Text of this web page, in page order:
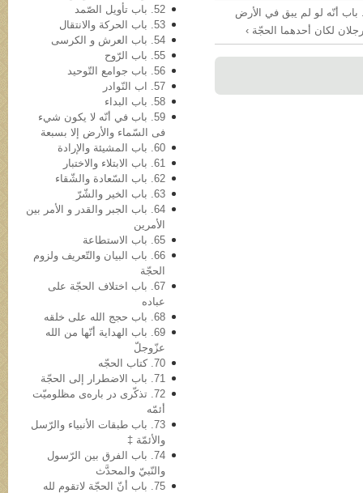
باب أنّه لو لم یبق في الأرض
رجلان لکان أحدهما الحجّة ›
52. باب تأویل الصّمد
53. باب الحرکة والانتقال
54. باب العرش و الکرسی
55. باب الرّوح
56. باب جوامع التّوحید
57. اب النّوادر
58. باب البداء
59. باب في أنّه لا یکون شيء
فی السّماء والأرض إلا بسبعة
60. باب المشیئة والإرادة
61. باب الابتلاء والاختبار
62. باب السّعادة والشّقاء
63. باب الخیر والشّرّ
64. باب الجبر والقدر و الأمر بین
الأمرین
65. باب الاستطاعة
66. باب البیان والتّعریف ولزوم
الحجّة
67. باب اختلاف الحجّة على
عباده
68. باب حجج الله علی خلقه
69. باب الهدایة أنّها من الله
عزّوجلّ
70. کتاب الحجّه
71. باب الاضطرار إلى الحجّة
72. تذکّری در باره‌ی مظلومیّت
أئمّه
73. باب طبقات الأنبیاء والرّسل
والأئمّة ‡
74. باب الفرق بین الرّسول
والنّبيّ والمحدَّث
75. باب أنّ الحجّة لاتقوم لله